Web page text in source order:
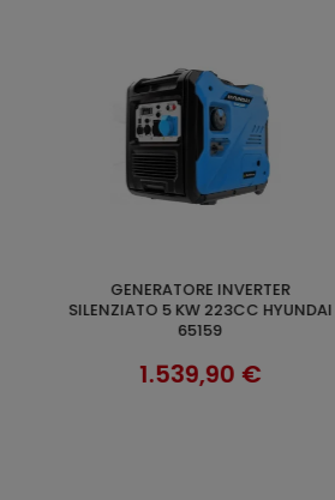
SCOPRI
POLAR 67122 1F